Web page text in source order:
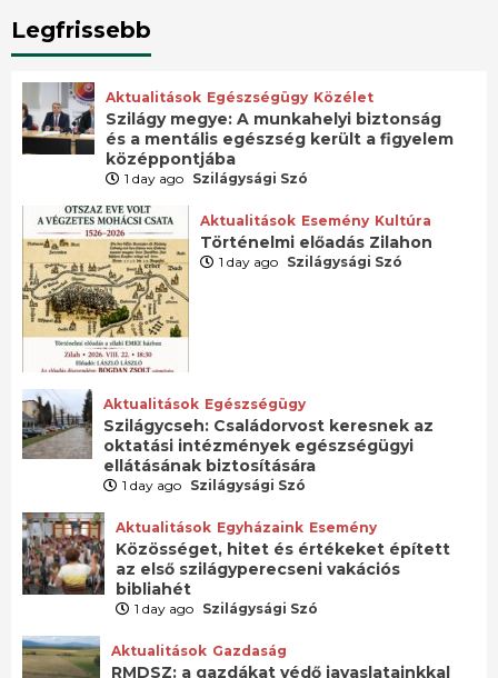
Legfrissebb
Aktualitások Egészségügy Közélet
Szilágy megye: A munkahelyi biztonság
és a mentális egészség került a figyelem
középpontjába
1 day ago Szilágysági Szó
Aktualitások Esemény Kultúra
Történelmi előadás Zilahon
1 day ago Szilágysági Szó
Aktualitások Egészségügy
Szilágycseh: Családorvost keresnek az
oktatási intézmények egészségügyi
ellátásának biztosítására
1 day ago Szilágysági Szó
Aktualitások Egyházaink Esemény
Közösséget, hitet és értékeket épített
az első szilágyperecseni vakációs
bibliahét
1 day ago Szilágysági Szó
Aktualitások Gazdaság
RMDSZ: a gazdákat védő javaslatainkkal